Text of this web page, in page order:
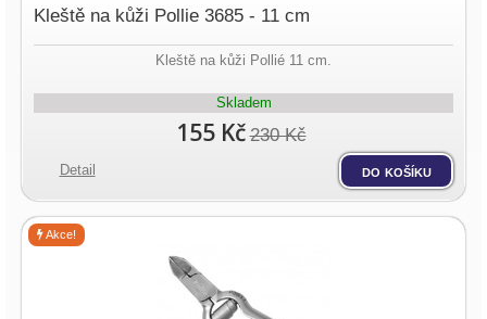
Kleště na kůži Pollie 3685 - 11 cm
Kleště na kůži Pollié 11 cm.
Skladem
155 Kč 230 Kč
Detail do košíku
Akce!